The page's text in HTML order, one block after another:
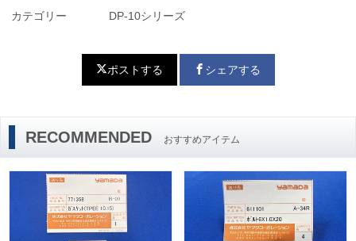
カテゴリー DP-10シリーズ
ポストする シェアする
RECOMMENDED おすすめアイテム